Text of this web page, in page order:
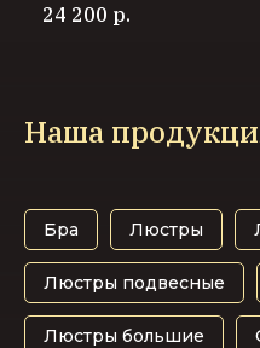
24 200 р.
Наша
Бра Люстры
Люстры подвесные
Люстры большие